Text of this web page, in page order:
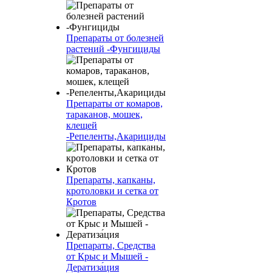
Препараты от болезней
растений -Фунгициды
Препараты от комаров,
тараканов, мошек,
клещей
-Репеленты,Акарициды
Препараты, капканы,
кротоловки и сетка от
Кротов
Препараты, Средства
от Крыс и Мышей -
Дератиза́ция